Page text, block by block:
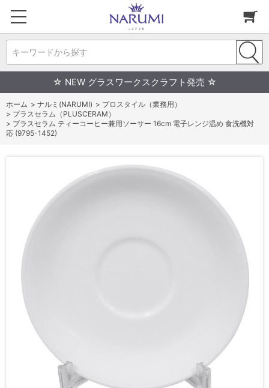
キーワードから探す
☆ NEW グラスワークスクラフト発売 ☆
ホーム > ナルミ(NARUMI) > プロスタイル（業務用）
> プラスセラム（PLUSCERAM）
> プラスセラム ティーコーヒー兼用ソーサー 16cm 電子レンジ温め 食洗機対
応 (9795-1452)